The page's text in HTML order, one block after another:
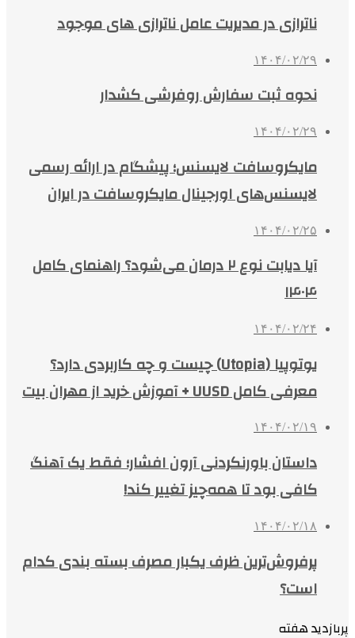
ناترازی در مدیریت عامل ناترازی های موجود
۱۴۰۴/۰۲/۲۹
نحوه ثبت سفارش روفرشی کشدار
۱۴۰۴/۰۲/۲۹
مایکروسافت لایسنس؛ پیشگام در ارائه رسمی
لایسنس‌های اورجینال مایکروسافت در ایران
۱۴۰۴/۰۲/۲۵
آیا دیابت نوع ۲ درمان می‌شود؟ راهنمای کامل
۱۴۰۴
۱۴۰۴/۰۲/۲۴
یوتوپیا (Utopia) چیست و چه کاربردی دارد؟
معرفی کامل UUSD + آموزش خرید از مهران بیت
۱۴۰۴/۰۲/۱۹
داستان باورنکردنی آرون افشار؛ فقط یک آهنگ
کافی بود تا همه‌چیز تغییر کند!
۱۴۰۴/۰۲/۱۸
پرفروش‌ترین ظرف یکبار مصرف بسته بندی کدام
است؟
پربازدید هفته